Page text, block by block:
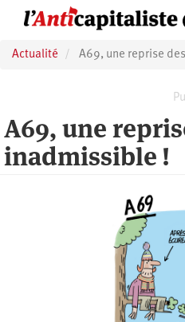
principal
Actualité A69, une reprise
A69, une
inadmissible !